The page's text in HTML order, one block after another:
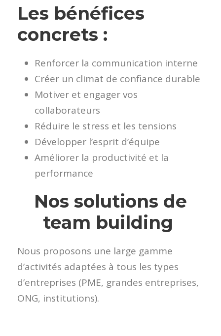
Les bénéfices
concrets :
Renforcer la communication interne
Créer un climat de confiance durable
Motiver et engager vos
collaborateurs
Réduire le stress et les tensions
Développer l’esprit d’équipe
Améliorer la productivité et la
performance
Nos solutions de
team building
Nous proposons une large gamme
d’activités adaptées à tous les types
d’entreprises (PME, grandes entreprises,
ONG, institutions).